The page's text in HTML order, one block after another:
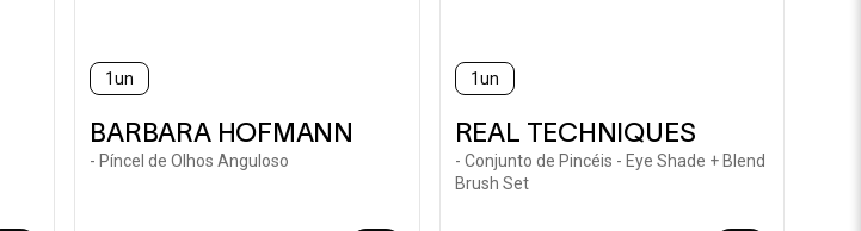
1un
BARBARA HOFMANN
- Píncel de Olhos Anguloso
1un
REAL TECHNIQUES
- Conjunto de Pincéis - Eye Shade + Blend
Brush Set